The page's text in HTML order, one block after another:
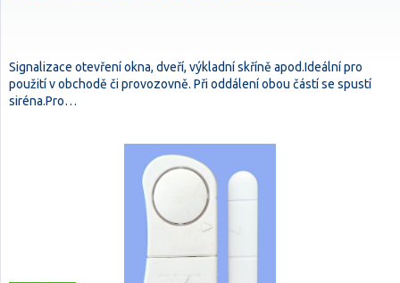
Signalizace otevření okna, dveří, výkladní skříně apod.Ideální pro
použití v obchodě či provozovně. Při oddálení obou částí se spustí
siréna.Pro…